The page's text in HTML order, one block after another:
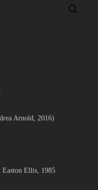
Arnold, 2016)
Easton Ellis, 1985